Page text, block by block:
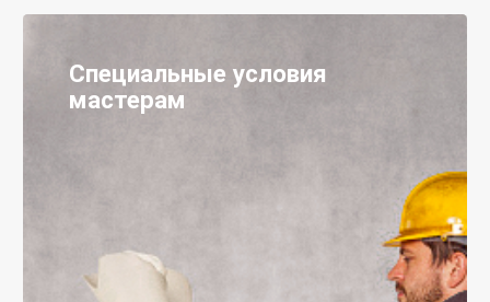
Специальные условия
мастерам